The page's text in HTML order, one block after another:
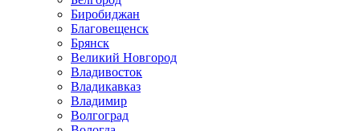
Биробиджан
Благовещенск
Брянск
Великий Новгород
Владивосток
Владикавказ
Владимир
Волгоград